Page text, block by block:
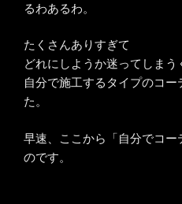
るわあるわ。
たくさんありすぎて
どれにしようか迷ってしまう
自分で施工するタイプのコ
た。
早速、ここから「自分でコー
のです。